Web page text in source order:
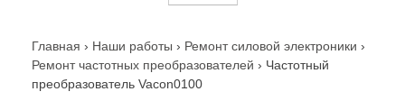
Главная › Наши работы › Ремонт силовой электроники ›
Ремонт частотных преобразователей › Частотный
преобразователь Vacon0100